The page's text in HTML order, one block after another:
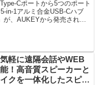
Cポートから5つのポート
in-1アルミ合金USB-Cハブ
が、AUKEYから発売されま
軽に遠隔会話やWEB
！高音質スピーカーと
クを一体化したスピー